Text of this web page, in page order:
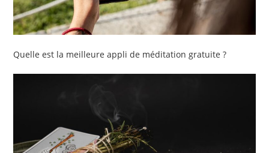
Quelle est la meilleure appli de méditation gratuite ?